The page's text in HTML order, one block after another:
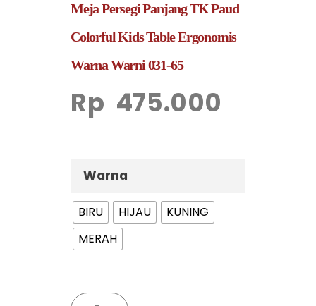
Meja Persegi Panjang TK Paud
Colorful Kids Table Ergonomis
Warna Warni 031-65
Rp 475.000
Warna
BIRU HIJAU
KUNING
MERAH